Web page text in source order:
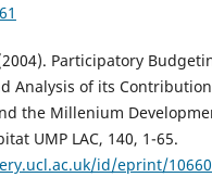
Participatory
Analysis of its
the Millenium
UMP LAC, 140, 1-65.
id/eprint/